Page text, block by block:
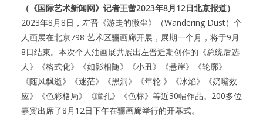
（《国际艺术新闻网》记者王蕾2023年8月12日北京报道）
2023年8月8日，左晋《游走的微尘》（Wandering Dust）个
人画展在北京798 艺术区骊画廊开展，展期一个月，将于9月
8日结束。本次个人油画展共展出左晋近期创作的《总统后选
人》《格式化》《如影相随》《小丑》《悬崖》《轮廓》
《随风飘逝》《迷茫》《黑洞》《年轮 》《冰焰》《奶嘴效
应》《色彩格局》《瞳孔》《色标》等近30幅作品。200多位
嘉宾出席了8月12日下午在骊画廊举行的开幕式。